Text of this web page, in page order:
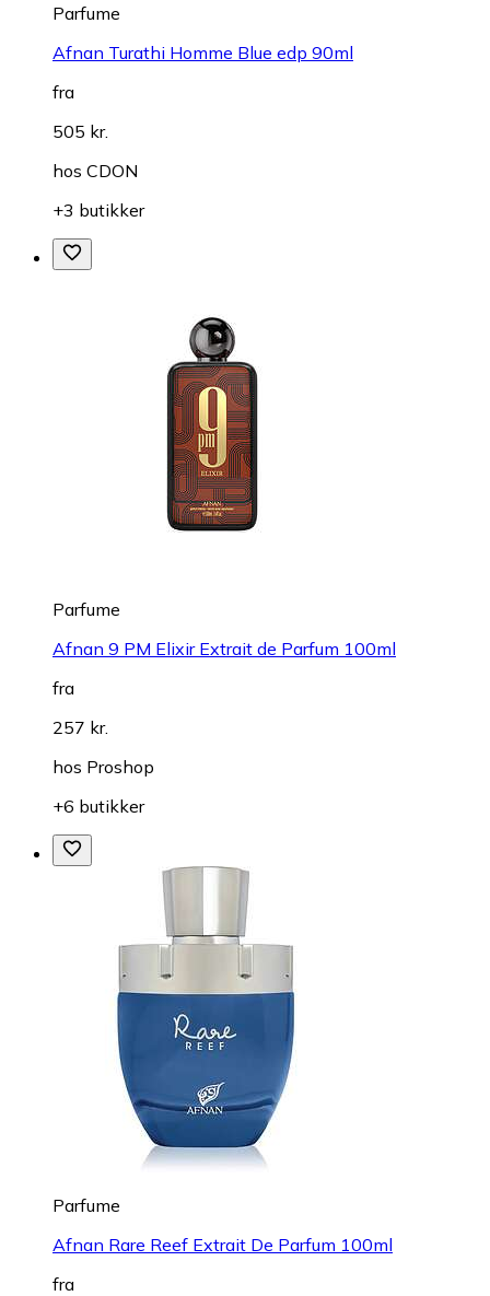
Parfume
Afnan Turathi Homme Blue edp 90ml
fra
505 kr.
hos CDON
+3 butikker
Parfume
Afnan 9 PM Elixir Extrait de Parfum 100ml
fra
257 kr.
hos Proshop
+6 butikker
Parfume
Afnan Rare Reef Extrait De Parfum 100ml
fra